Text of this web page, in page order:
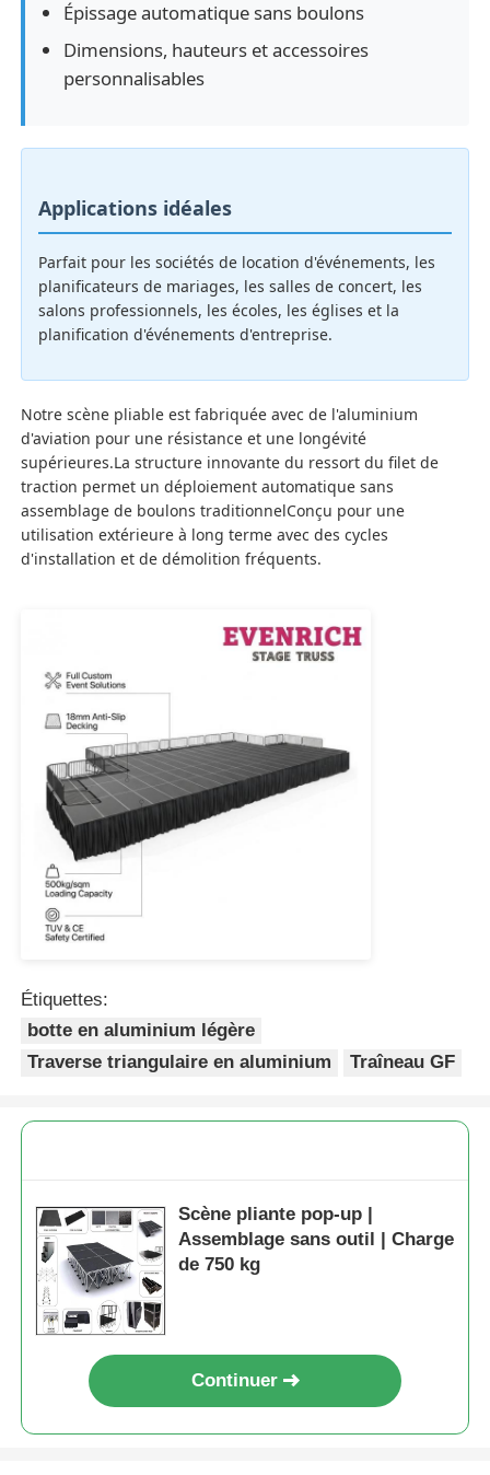
À propos de nous
Contrôle qualité
Contactez-nous
Nouvelles
Cas
Demandez un devis
Tracé de scène en aluminium
Traverse carrée de boulon en aluminium
Système de travées en aluminium
Plateforme de scène en aluminium
Traces à couches
Faisceau d'éclairage de concert
Pince pour éclairage de scène
Tour de levage
Traverse circulaire
Épissage automatique sans boulons
Dimensions, hauteurs et accessoires
personnalisables
Applications idéales
Parfait pour les sociétés de location d'événements, les
planificateurs de mariages, les salles de concert, les
salons professionnels, les écoles, les églises et la
planification d'événements d'entreprise.
Notre scène pliable est fabriquée avec de l'aluminium
d'aviation pour une résistance et une longévité
supérieures.La structure innovante du ressort du filet de
traction permet un déploiement automatique sans
assemblage de boulons traditionnelConçu pour une
utilisation extérieure à long terme avec des cycles
d'installation et de démolition fréquents.
Étiquettes:
botte en aluminium légère
Traverse triangulaire en aluminium
Traîneau GF
Scène pliante pop-up |
Assemblage sans outil | Charge
de 750 kg
Continuer